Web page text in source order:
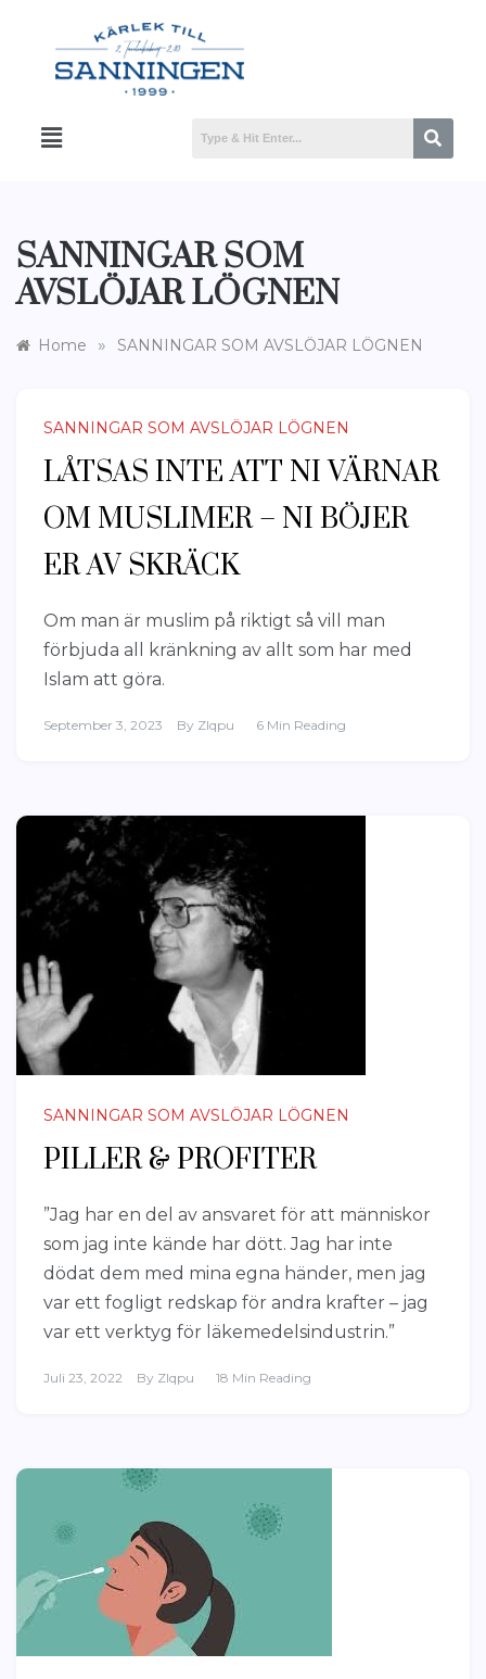
SANNINGAR SOM
AVSLÖJAR LÖGNEN
Home » SANNINGAR SOM AVSLÖJAR LÖGNEN
SANNINGAR SOM AVSLÖJAR LÖGNEN
LÅTSAS INTE ATT NI VÄRNAR
OM MUSLIMER – NI BÖJER
ER AV SKRÄCK
Om man är muslim på riktigt så vill man
förbjuda all kränkning av allt som har med
Islam att göra.
September 3, 2023 By Zlqpu 6 Min Reading
SANNINGAR SOM AVSLÖJAR LÖGNEN
PILLER & PROFITER
”Jag har en del av ansvaret för att människor
som jag inte kände har dött. Jag har inte
dödat dem med mina egna händer, men jag
var ett fogligt redskap för andra krafter – jag
var ett verktyg för läkemedelsindustrin.”
Juli 23, 2022 By Zlqpu 18 Min Reading